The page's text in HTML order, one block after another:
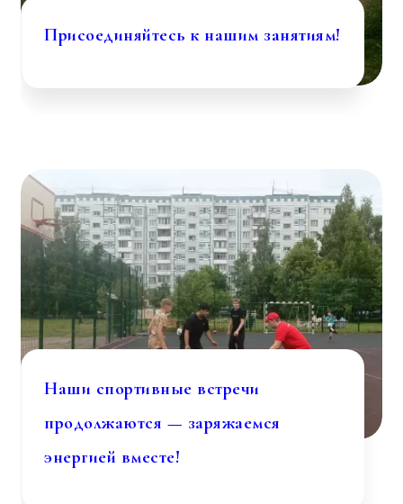
Присоединяйтесь к нашим занятиям!
Наши спортивные встречи
продолжаются — заряжаемся
энергией вместе!